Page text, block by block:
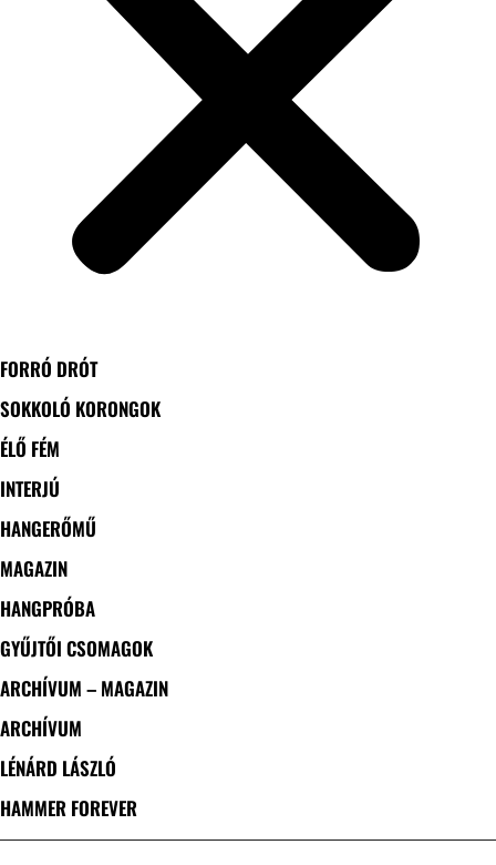
FORRÓ DRÓT
SOKKOLÓ KORONGOK
ÉLŐ FÉM
INTERJÚ
HANGERŐMŰ
MAGAZIN
HANGPRÓBA
GYŰJTŐI CSOMAGOK
ARCHÍVUM – MAGAZIN
ARCHÍVUM
LÉNÁRD LÁSZLÓ
HAMMER FOREVER